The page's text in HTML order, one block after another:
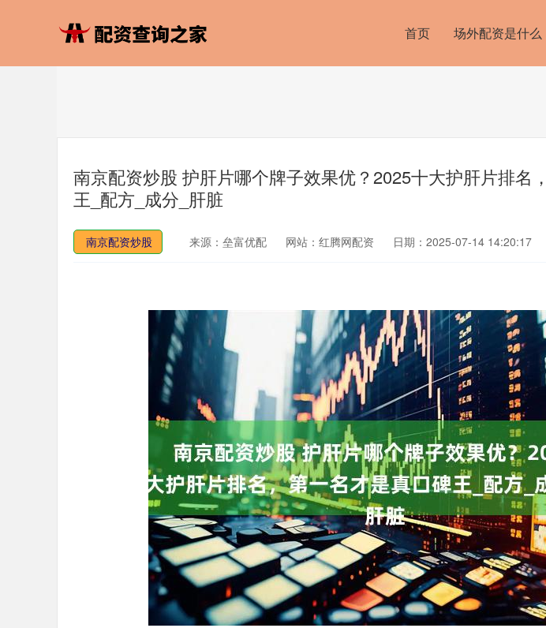
首页 场外配资是什么
南京配资炒股 护肝片哪个牌子效果优？2025十大护肝片排名
王_配方_成分_肝脏
南京配资炒股 来源：垒富优配 网站：红腾网配资 日期：2025-07-14 14:20:17